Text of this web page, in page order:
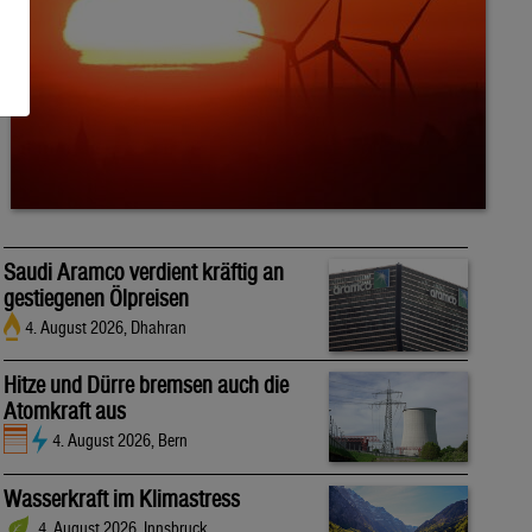
Saudi Aramco verdient kräftig an
gestiegenen Ölpreisen
4. August 2026, Dhahran
Hitze und Dürre bremsen auch die
Atomkraft aus
4. August 2026, Bern
Wasserkraft im Klimastress